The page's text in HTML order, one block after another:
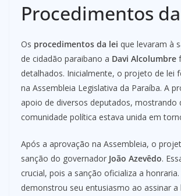
Procedimentos
Os procedimentos da lei que levaram à
de cidadão paraibano a Davi Alcolumbre
detalhados. Inicialmente, o projeto de lei
na Assembleia Legislativa da Paraíba. A
apoio de diversos deputados, mostrando
comunidade política estava unida em
Após a aprovação na Assembleia, o
sanção do governador João Azevêdo.
crucial, pois a sanção oficializa a
demonstrou seu entusiasmo ao assinar a